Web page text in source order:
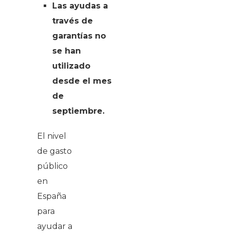
Las ayudas a
través de
garantías no
se han
utilizado
desde el mes
de
septiembre.
El nivel
de gasto
público
en
España
para
ayudar a